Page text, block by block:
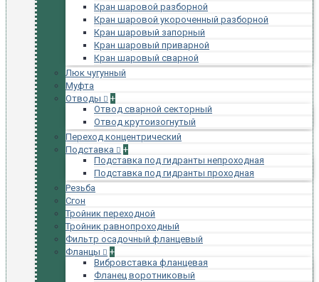
Кран шаровой разборной
Кран шаровой укороченный разборной
Кран шаровый запорный
Кран шаровый приварной
Кран шаровый сварной
Люк чугунный
Муфта
Отводы
+
Отвод сварной секторный
Отвод крутоизогнутый
Переход концентрический
Подставка
+
Подставка под гидранты непроходная
Подставка под гидранты проходная
Резьба
Сгон
Тройник переходной
Тройник равнопроходный
Фильтр осадочный фланцевый
Фланцы
+
Вибровставка фланцевая
Фланец воротниковый